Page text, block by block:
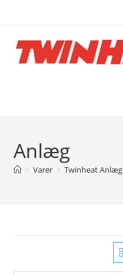
content
Anlæg
> Varer > Twinheat Anlæg